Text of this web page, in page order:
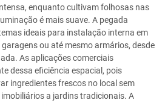
enquanto cultivam folhosas nas
é mais suave. A pegada
ideais para instalação interna em
ou até mesmo armários, desde
As aplicações comerciais
dessa eficiência espacial, pois
ingredientes frescos no local sem
a jardins tradicionais. A